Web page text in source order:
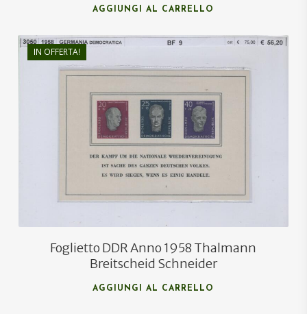
AGGIUNGI AL CARRELLO
IN OFFERTA!
€75,00
€50,00
Foglietto DDR Anno 1958 Thalmann
Breitscheid Schneider
AGGIUNGI AL CARRELLO